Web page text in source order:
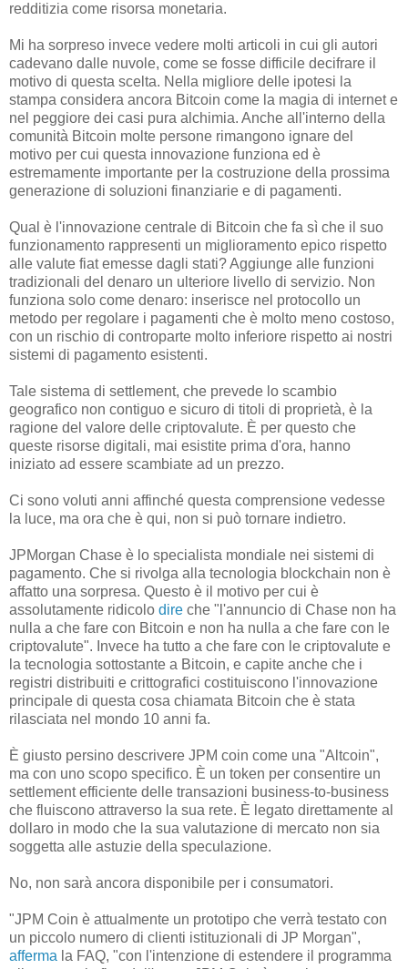
redditizia come risorsa monetaria.
Mi ha sorpreso invece vedere molti articoli in cui gli autori
cadevano dalle nuvole, come se fosse difficile decifrare il
motivo di questa scelta. Nella migliore delle ipotesi la
stampa considera ancora Bitcoin come la magia di internet e
nel peggiore dei casi pura alchimia. Anche all'interno della
comunità Bitcoin molte persone rimangono ignare del
motivo per cui questa innovazione funziona ed è
estremamente importante per la costruzione della prossima
generazione di soluzioni finanziarie e di pagamenti.
Qual è l'innovazione centrale di Bitcoin che fa sì che il suo
funzionamento rappresenti un miglioramento epico rispetto
alle valute fiat emesse dagli stati? Aggiunge alle funzioni
tradizionali del denaro un ulteriore livello di servizio. Non
funziona solo come denaro: inserisce nel protocollo un
metodo per regolare i pagamenti che è molto meno costoso,
con un rischio di controparte molto inferiore rispetto ai nostri
sistemi di pagamento esistenti.
Tale sistema di settlement, che prevede lo scambio
geografico non contiguo e sicuro di titoli di proprietà, è la
ragione del valore delle criptovalute. È per questo che
queste risorse digitali, mai esistite prima d'ora, hanno
iniziato ad essere scambiate ad un prezzo.
Ci sono voluti anni affinché questa comprensione vedesse
la luce, ma ora che è qui, non si può tornare indietro.
JPMorgan Chase è lo specialista mondiale nei sistemi di
pagamento. Che si rivolga alla tecnologia blockchain non è
affatto una sorpresa. Questo è il motivo per cui è
assolutamente ridicolo dire che "l'annuncio di Chase non ha
nulla a che fare con Bitcoin e non ha nulla a che fare con le
criptovalute". Invece ha tutto a che fare con le criptovalute e
la tecnologia sottostante a Bitcoin, e capite anche che i
registri distribuiti e crittografici costituiscono l'innovazione
principale di questa cosa chiamata Bitcoin che è stata
rilasciata nel mondo 10 anni fa.
È giusto persino descrivere JPM coin come una "Altcoin",
ma con uno scopo specifico. È un token per consentire un
settlement efficiente delle transazioni business-to-business
che fluiscono attraverso la sua rete. È legato direttamente al
dollaro in modo che la sua valutazione di mercato non sia
soggetta alle astuzie della speculazione.
No, non sarà ancora disponibile per i consumatori.
"JPM Coin è attualmente un prototipo che verrà testato con
un piccolo numero di clienti istituzionali di JP Morgan",
afferma la FAQ, "con l'intenzione di estendere il programma